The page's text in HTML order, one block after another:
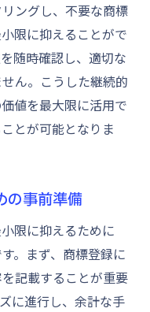
ングし、不要な商標
限に抑えることがで
随時確認し、適切な
ん。こうした継続的
値を最大限に活用で
とが可能となりま
の事前準備
限に抑えるために
。まず、商標登録に
記載することが重要
に進行し、余計な手